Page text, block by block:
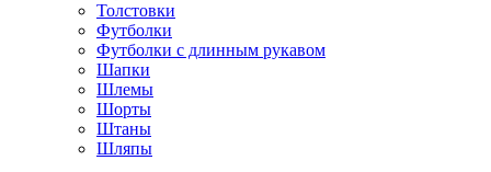
Толстовки
Футболки
Футболки с длинным рукавом
Шапки
Шлемы
Шорты
Штаны
Шляпы